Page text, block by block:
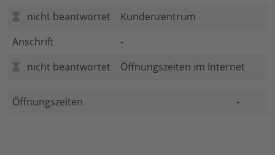
nicht beantwortet
Kundenzentrum
Anschrift
-
nicht beantwortet
Öffnungszeiten im Internet
Öffnungszeiten -